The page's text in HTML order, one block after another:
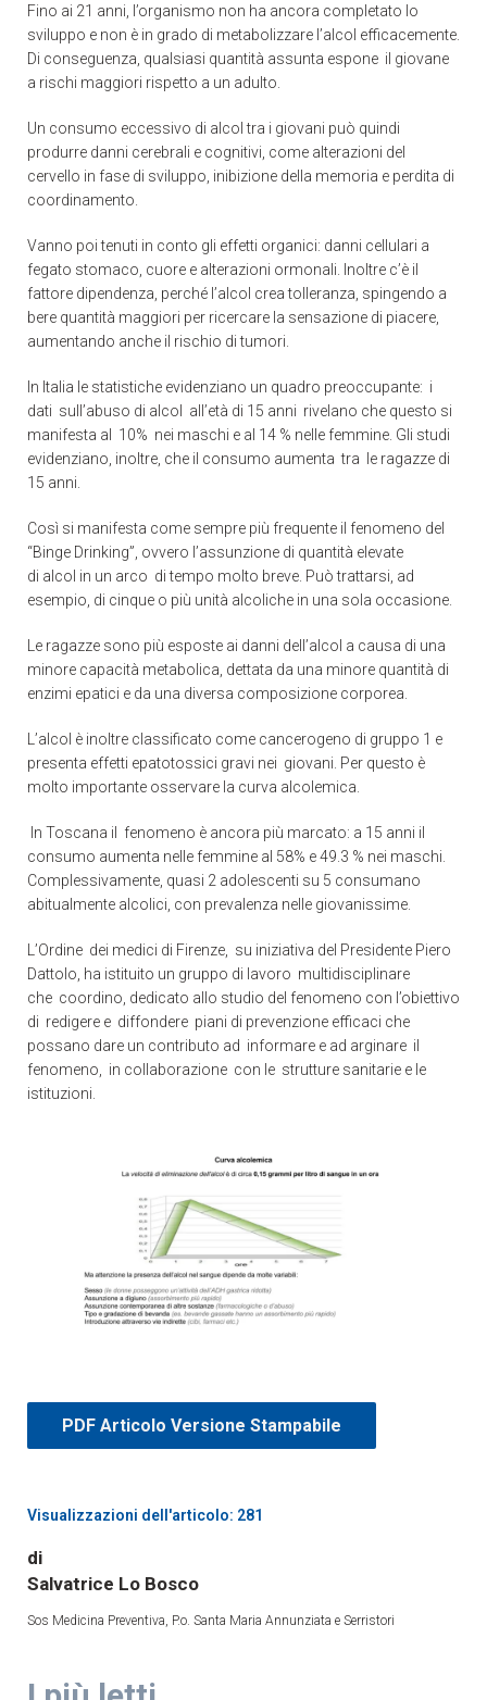
Fino ai 21 anni, l’organismo non ha ancora completato lo
sviluppo e non è in grado di metabolizzare l’alcol efficacemente.
Di conseguenza, qualsiasi quantità assunta espone il giovane
a rischi maggiori rispetto a un adulto.
Un consumo eccessivo di alcol tra i giovani può quindi
produrre danni cerebrali e cognitivi, come alterazioni del
cervello in fase di sviluppo, inibizione della memoria e perdita di
coordinamento.
Vanno poi tenuti in conto gli effetti organici: danni cellulari a
fegato stomaco, cuore e alterazioni ormonali. Inoltre c’è il
fattore dipendenza, perché l’alcol crea tolleranza, spingendo a
bere quantità maggiori per ricercare la sensazione di piacere,
aumentando anche il rischio di tumori.
In Italia le statistiche evidenziano un quadro preoccupante: i
dati sull’abuso di alcol all’età di 15 anni rivelano che questo si
manifesta al 10% nei maschi e al 14 % nelle femmine. Gli studi
evidenziano, inoltre, che il consumo aumenta tra le ragazze di
15 anni.
Così si manifesta come sempre più frequente il fenomeno del
“Binge Drinking”, ovvero l’assunzione di quantità elevate
di alcol in un arco di tempo molto breve. Può trattarsi, ad
esempio, di cinque o più unità alcoliche in una sola occasione.
Le ragazze sono più esposte ai danni dell’alcol a causa di una
minore capacità metabolica, dettata da una minore quantità di
enzimi epatici e da una diversa composizione corporea.
L’alcol è inoltre classificato come cancerogeno di gruppo 1 e
presenta effetti epatotossici gravi nei giovani. Per questo è
molto importante osservare la curva alcolemica.
In Toscana il fenomeno è ancora più marcato: a 15 anni il
consumo aumenta nelle femmine al 58% e 49.3 % nei maschi.
Complessivamente, quasi 2 adolescenti su 5 consumano
abitualmente alcolici, con prevalenza nelle giovanissime.
L’Ordine dei medici di Firenze, su iniziativa del Presidente Piero
Dattolo, ha istituito un gruppo di lavoro multidisciplinare
che coordino, dedicato allo studio del fenomeno con l’obiettivo
di redigere e diffondere piani di prevenzione efficaci che
possano dare un contributo ad informare e ad arginare il
fenomeno, in collaborazione con le strutture sanitarie e le
istituzioni.
PDF Articolo Versione Stampabile
Visualizzazioni dell'articolo: 281
di
Salvatrice Lo Bosco
Sos Medicina Preventiva, P.o. Santa Maria Annunziata e Serristori